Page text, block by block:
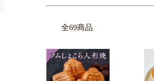
全69商品